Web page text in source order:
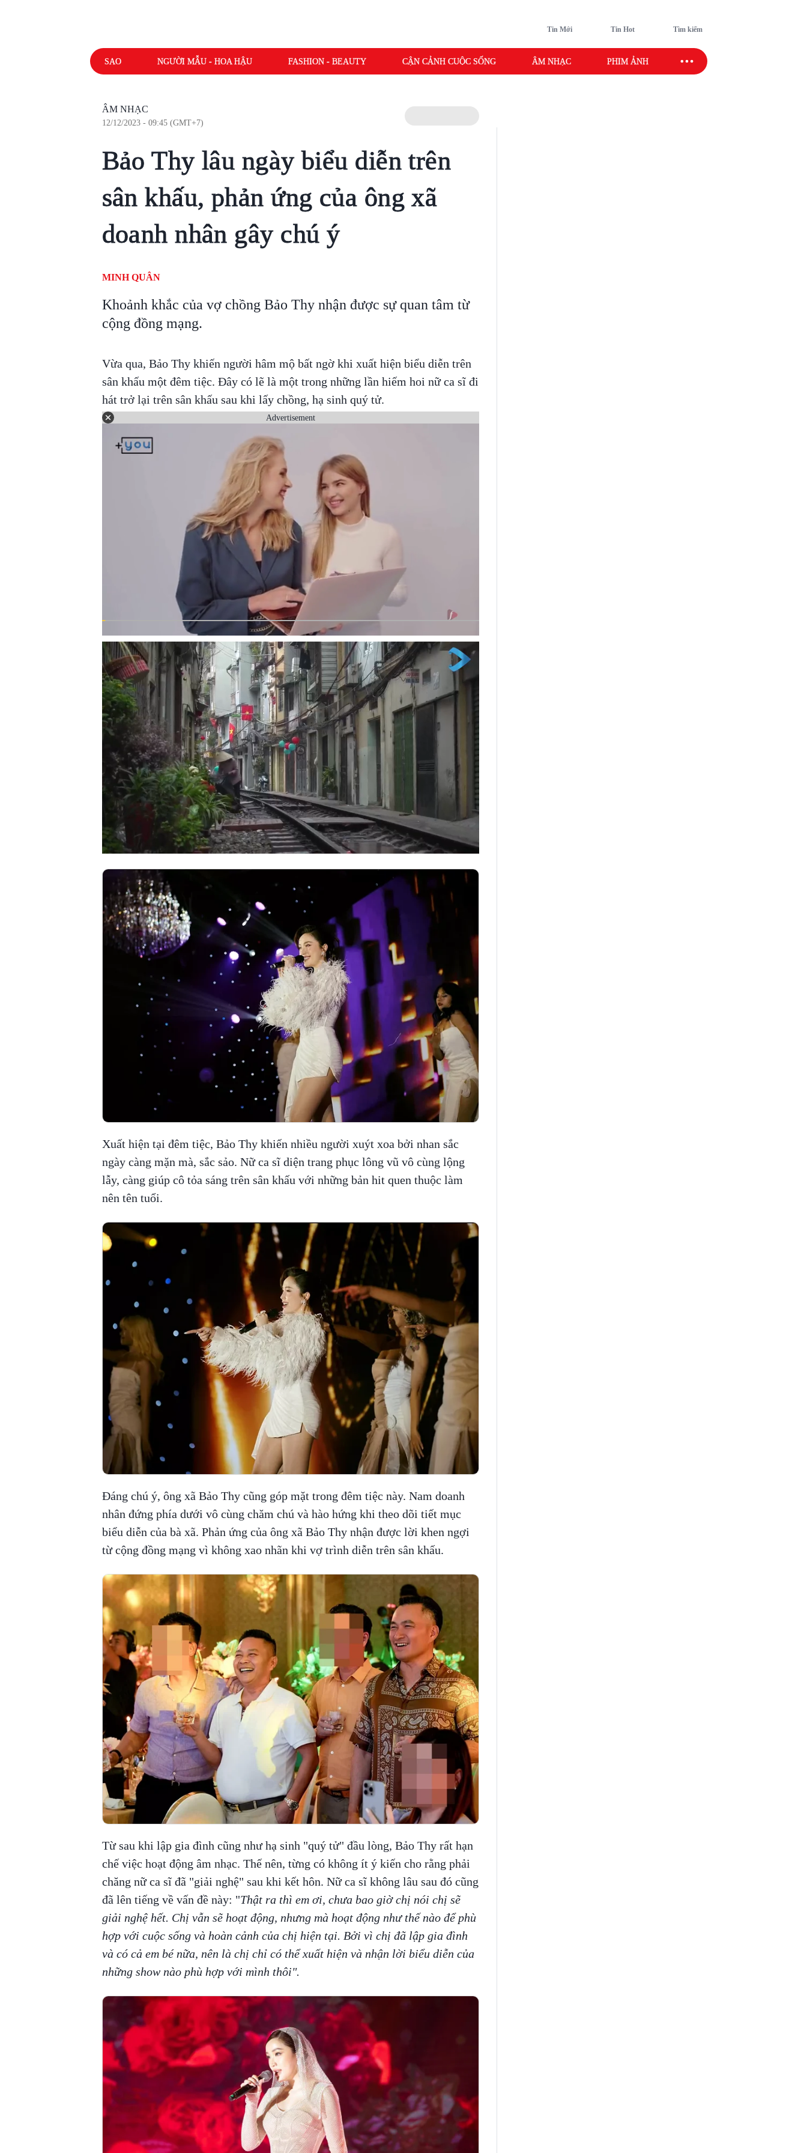
Tin Mới Tin Hot Tìm kiếm
SAO NGƯỜI MẪU - HOA HẬU FASHION - BEAUTY CẬN CẢNH CUỘC SỐNG ÂM NHẠC PHIM ẢNH SAO SPORT
ÂM NHẠC
12/12/2023 - 09:45 (GMT+7)
Bảo Thy lâu ngày biểu diễn trên
sân khấu, phản ứng của ông xã
doanh nhân gây chú ý
MINH QUÂN
Khoảnh khắc của vợ chồng Bảo Thy nhận được sự quan tâm từ
cộng đồng mạng.
Vừa qua, Bảo Thy khiến người hâm mộ bất ngờ khi xuất hiện biểu diễn trên
sân khấu một đêm tiệc. Đây có lẽ là một trong những lần hiếm hoi nữ ca sĩ đi
hát trở lại trên sân khấu sau khi lấy chồng, hạ sinh quý tử.
Advertisement
Xuất hiện tại đêm tiệc, Bảo Thy khiến nhiều người xuýt xoa bởi nhan sắc
ngày càng mặn mà, sắc sảo. Nữ ca sĩ diện trang phục lông vũ vô cùng lộng
lẫy, càng giúp cô tỏa sáng trên sân khấu với những bản hit quen thuộc làm
nên tên tuổi.
Đáng chú ý, ông xã Bảo Thy cũng góp mặt trong đêm tiệc này. Nam doanh
nhân đứng phía dưới vô cùng chăm chú và hào hứng khi theo dõi tiết mục
biểu diễn của bà xã. Phản ứng của ông xã Bảo Thy nhận được lời khen ngợi
từ cộng đồng mạng vì không xao nhãn khi vợ trình diễn trên sân khấu.
Từ sau khi lập gia đình cũng như hạ sinh "quý tử" đầu lòng, Bảo Thy rất hạn
chế việc hoạt động âm nhạc. Thế nên, từng có không ít ý kiến cho rằng phải
chăng nữ ca sĩ đã "giải nghệ" sau khi kết hôn. Nữ ca sĩ không lâu sau đó cũng
đã lên tiếng về vấn đề này: "Thật ra thì em ơi, chưa bao giờ chị nói chị sẽ
giải nghệ hết. Chị vẫn sẽ hoạt động, nhưng mà hoạt động như thế nào để phù
hợp với cuộc sống và hoàn cảnh của chị hiện tại. Bởi vì chị đã lập gia đình
và có cả em bé nữa, nên là chị chỉ có thể xuất hiện và nhận lời biểu diễn của
những show nào phù hợp với mình thôi".